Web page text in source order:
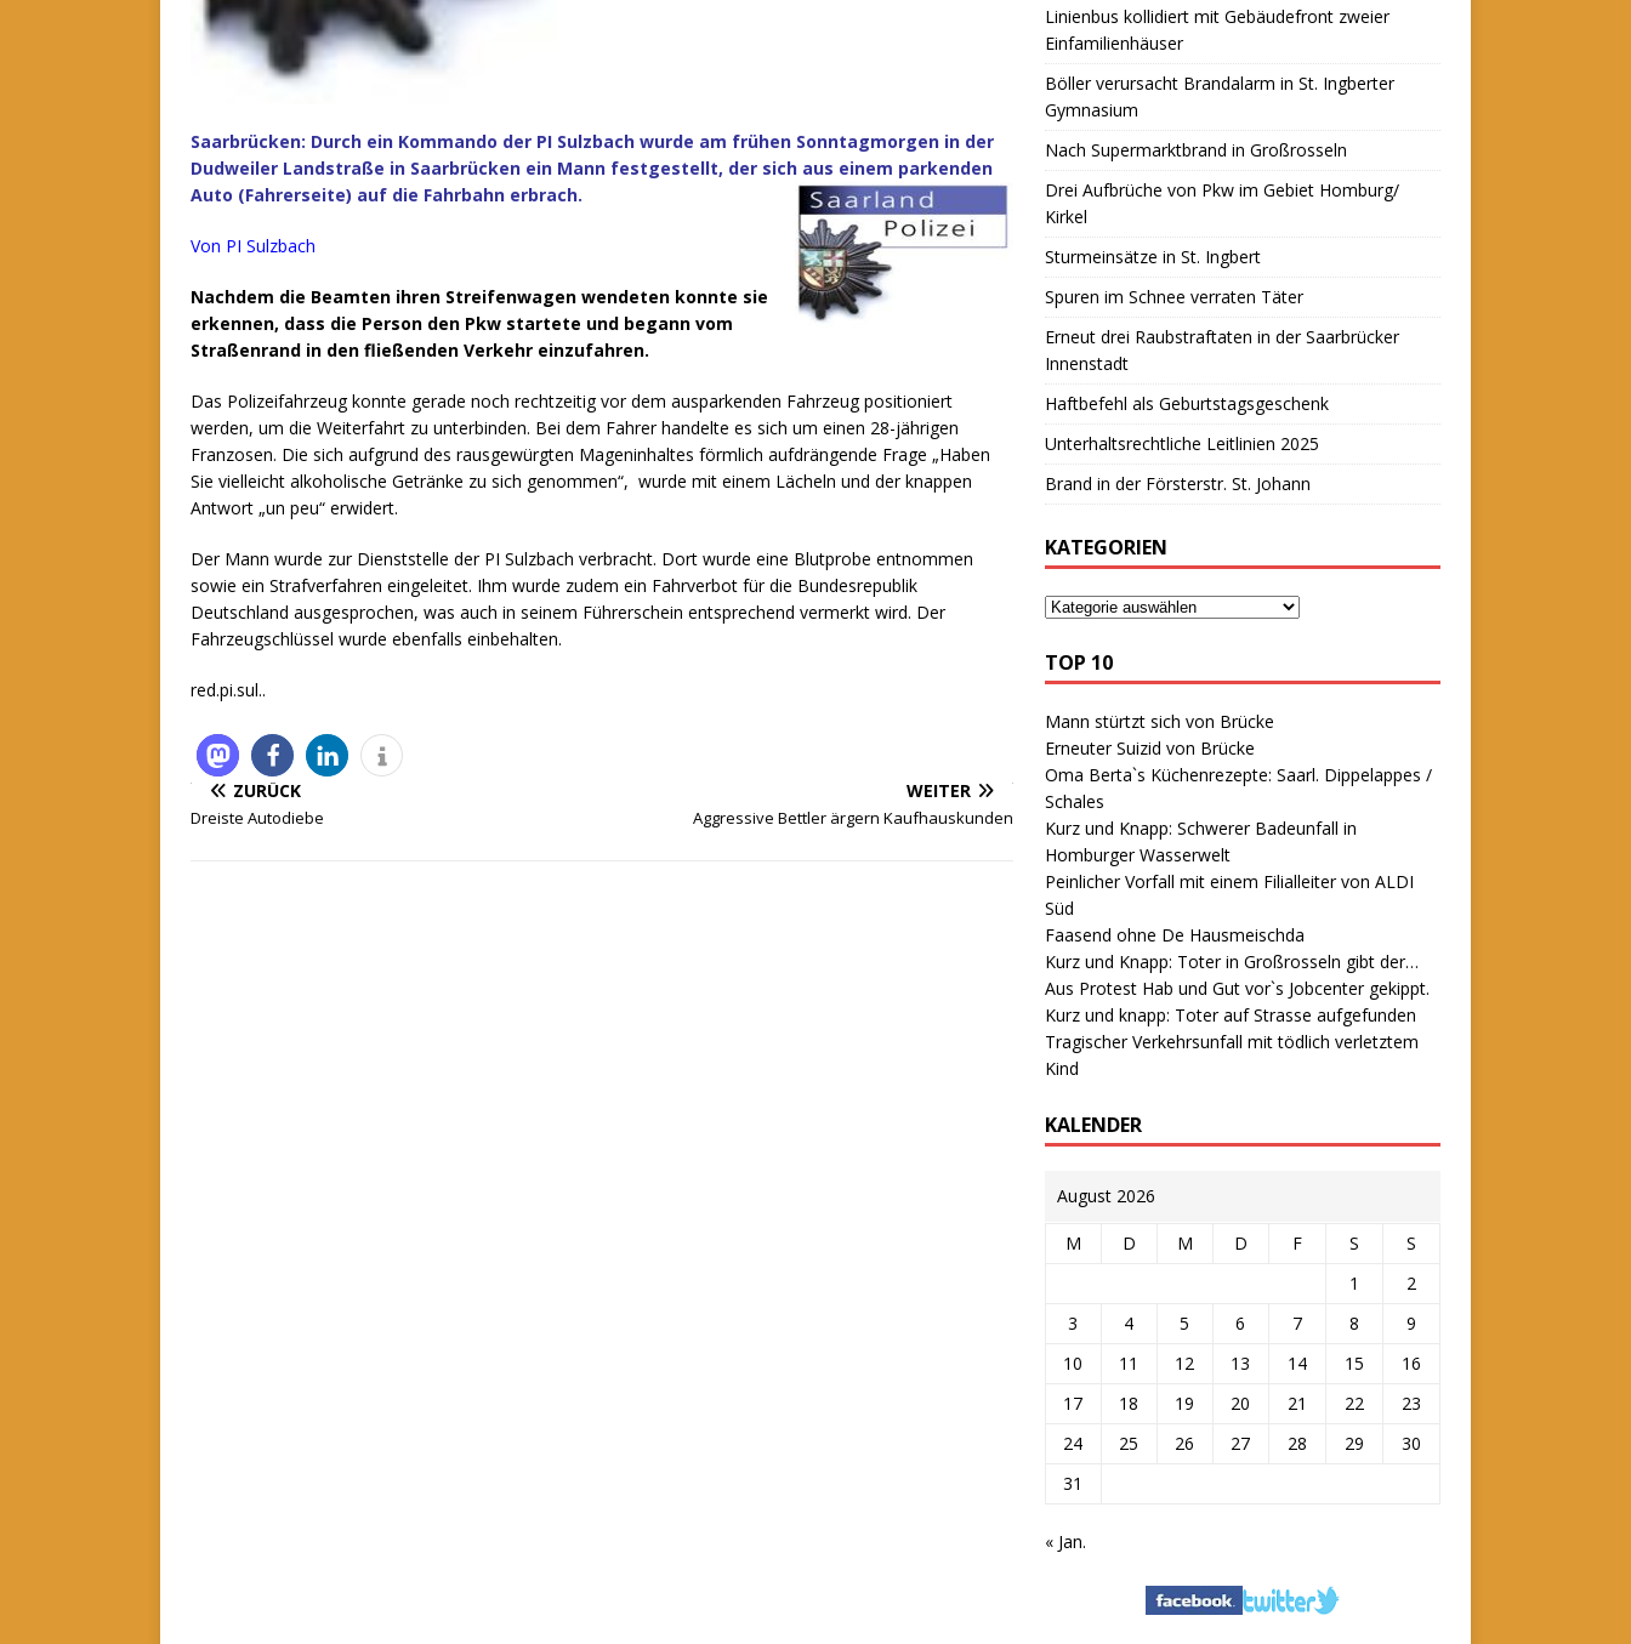
Saarbrücken: Durch ein Kommando der PI Sulzbach wurde am frühen Sonntagmorgen in der
Dudweiler Landstraße in Saarbrücken ein Mann festgestellt, der sich aus einem parkenden
Auto (Fahrerseite) auf die Fahrbahn erbrach.
Von PI Sulzbach
Nachdem die Beamten ihren Streifenwagen wendeten konnte sie
erkennen, dass die Person den Pkw startete und begann vom
Straßenrand in den fließenden Verkehr einzufahren.
Das Polizeifahrzeug konnte gerade noch rechtzeitig vor dem ausparkenden Fahrzeug positioniert
werden, um die Weiterfahrt zu unterbinden. Bei dem Fahrer handelte es sich um einen 28-jährigen
Franzosen. Die sich aufgrund des rausgewürgten Mageninhaltes förmlich aufdrängende Frage „Haben
Sie vielleicht alkoholische Getränke zu sich genommen“, wurde mit einem Lächeln und der knappen
Antwort „un peu“ erwidert.
Der Mann wurde zur Dienststelle der PI Sulzbach verbracht. Dort wurde eine Blutprobe entnommen
sowie ein Strafverfahren eingeleitet. Ihm wurde zudem ein Fahrverbot für die Bundesrepublik
Deutschland ausgesprochen, was auch in seinem Führerschein entsprechend vermerkt wird. Der
Fahrzeugschlüssel wurde ebenfalls einbehalten.
red.pi.sul..
ZURÜCK
Dreiste Autodiebe
WEITER
Aggressive Bettler ärgern Kaufhauskunden
Linienbus kollidiert mit Gebäudefront zweier
Einfamilienhäuser
Böller verursacht Brandalarm in St. Ingberter
Gymnasium
Nach Supermarktbrand in Großrosseln
Drei Aufbrüche von Pkw im Gebiet Homburg/
Kirkel
Sturmeinsätze in St. Ingbert
Spuren im Schnee verraten Täter
Erneut drei Raubstraftaten in der Saarbrücker
Innenstadt
Haftbefehl als Geburtstagsgeschenk
Unterhaltsrechtliche Leitlinien 2025
Brand in der Försterstr. St. Johann
KATEGORIEN
TOP 10
Mann stürtzt sich von Brücke
Erneuter Suizid von Brücke
Oma Berta`s Küchenrezepte: Saarl. Dippelappes /
Schales
Kurz und Knapp: Schwerer Badeunfall in
Homburger Wasserwelt
Peinlicher Vorfall mit einem Filialleiter von ALDI
Süd
Faasend ohne De Hausmeischda
Kurz und Knapp: Toter in Großrosseln gibt der…
Aus Protest Hab und Gut vor`s Jobcenter gekippt.
Kurz und knapp: Toter auf Strasse aufgefunden
Tragischer Verkehrsunfall mit tödlich verletztem
Kind
KALENDER
August 2026
M D M D F S
S
1
2
3
4 5 6 7 8
9
10
11 12 13 14 15
16
17
18 19 20 21 22
23
24
25 26 27 28 29
30
31
« Jan.